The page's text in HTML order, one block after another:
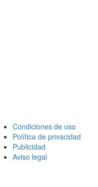
Condiciones de uso
Política de privacidad
Publicidad
Aviso legal